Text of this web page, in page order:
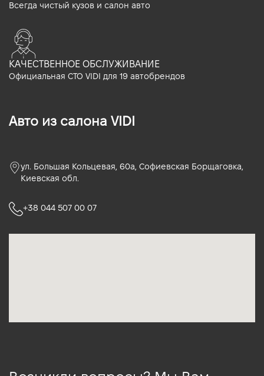
Всегда чистый кузов и салон авто
КАЧЕСТВЕННОЕ ОБСЛУЖИВАНИЕ
Официальная СТО VIDI для 19 автобрендов
Авто из салона VIDI
ул. Большая Кольцевая, 60а, Софиевская Борщаговка,
Киевская обл.
+38 044 507 00 07